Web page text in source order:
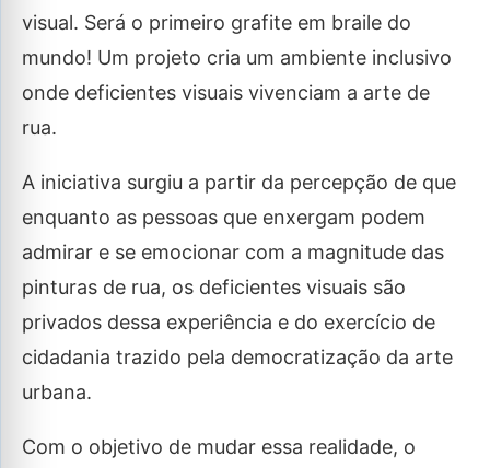
visual. Será o primeiro grafite em braile do
mundo! Um projeto cria um ambiente inclusivo
onde deficientes visuais vivenciam a arte de
rua.
A iniciativa surgiu a partir da percepção de que
enquanto as pessoas que enxergam podem
admirar e se emocionar com a magnitude das
pinturas de rua, os deficientes visuais são
privados dessa experiência e do exercício de
cidadania trazido pela democratização da arte
urbana.
Com o objetivo de mudar essa realidade, o